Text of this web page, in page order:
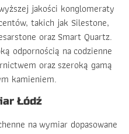
jakości konglomeraty
takich jak Silestone,
oraz Smart Quartz.
odpornością na codzienne
oraz szeroką gamą
kamieniem.
Łódź
na wymiar dopasowane